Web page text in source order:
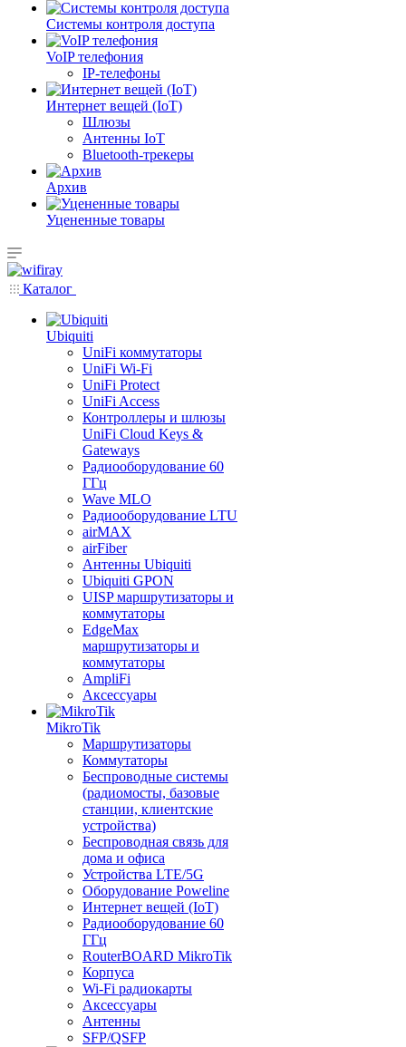
Системы контроля доступа
VoIP телефония
IP-телефоны
Интернет вещей (IoT)
Шлюзы
Антенны IoT
Bluetooth-трекеры
Архив
Уцененные товары
Каталог
Ubiquiti
UniFi коммутаторы
UniFi Wi-Fi
UniFi Protect
UniFi Access
Контроллеры и шлюзы
UniFi Cloud Keys &
Gateways
Радиооборудование 60
ГГц
Wave MLO
Радиооборудование LTU
airMAX
airFiber
Антенны Ubiquiti
Ubiquiti GPON
UISP маршрутизаторы и
коммутаторы
EdgeMax
маршрутизаторы и
коммутаторы
AmpliFi
Аксессуары
MikroTik
Маршрутизаторы
Коммутаторы
Беспроводные системы
(радиомосты, базовые
станции, клиентские
устройства)
Беспроводная связь для
дома и офиса
Устройства LTE/5G
Оборудование Poweline
Интернет вещей (IoT)
Радиооборудование 60
ГГц
RouterBOARD MikroTik
Корпуса
Wi-Fi радиокарты
Аксессуары
Антенны
SFP/QSFP